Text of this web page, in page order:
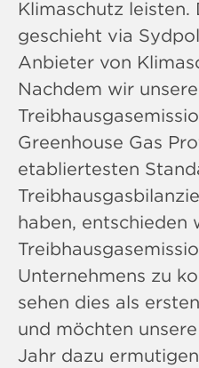
Klimaschutz leisten.
geschieht via
Anbieter von
Nachdem wir unsere
Greenhouse Gas
etabliertesten
haben, entschieden
Unternehmens zu
sehen dies als
und möchten
Jahr dazu